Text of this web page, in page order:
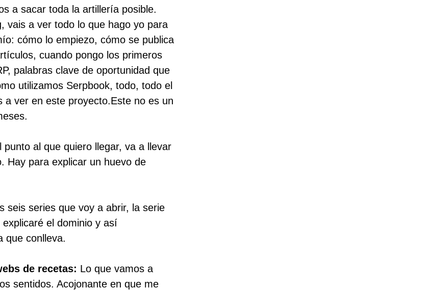
a sacar toda la artillería posible.
vais a ver todo lo que hago yo para
cómo lo empiezo, cómo se publica
cuando pongo los primeros
palabras clave de oportunidad que
utilizamos Serpbook, todo, todo el
ver en este proyecto.Este no es un
al que quiero llegar, va a llevar
Hay para explicar un huevo de
seis series que voy a abrir, la serie
el dominio y así
que conlleva.
de recetas: Lo que vamos a
sentidos. Acojonante en que me